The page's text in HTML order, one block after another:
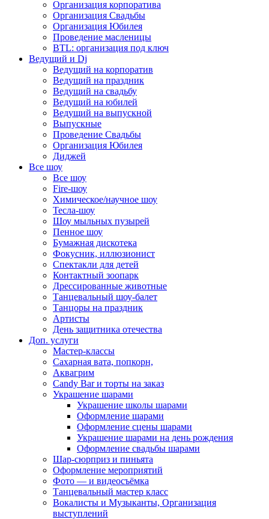
Организация корпоратива
Организация Свадьбы
Организация Юбилея
Проведение масленицы
BTL: организация под ключ
Ведущий и Dj
Ведущий на корпоратив
Ведущий на праздник
Ведущий на свадьбу
Ведущий на юбилей
Ведущий на выпускной
Выпускные
Проведение Свадьбы
Организация Юбилея
Диджей
Все шоу
Все шоу
Fire-шоу
Химическое/научное шоу
Тесла-шоу
Шоу мыльных пузырей
Пенное шоу
Бумажная дискотека
Фокусник, иллюзионист
Спектакли для детей
Контактный зоопарк
Дрессированные животные
Танцевальный шоу-балет
Танцоры на праздник
Артисты
День защитника отечества
Доп. услуги
Мастер-классы
Сахарная вата, попкорн,
Аквагрим
Candy Bar и торты на заказ
Украшение шарами
Украшение школы шарами
Оформление шарами
Оформление сцены шарами
Украшение шарами на день рождения
Оформление свадьбы шарами
Шар-сюрприз и пиньята
Оформление мероприятий
Фото — и видеосъёмка
Танцевальный мастер класс
Вокалисты и Музыканты, Организация
выступлений